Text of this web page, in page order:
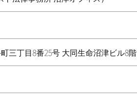
三丁目8番25号 大同生命沼津ビル8階